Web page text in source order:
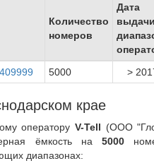
Количество
номеров
Дата
5000 >
крае
операторуV-Tell (ООО
ёмкость на5000
диапазонах: